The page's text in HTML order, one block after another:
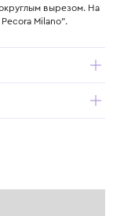
вырезом. На
Milano".